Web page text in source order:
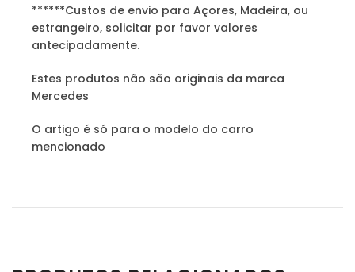
******Custos de envio para Açores, Madeira, ou
estrangeiro, solicitar por favor valores
antecipadamente.
Estes produtos não são originais da marca
Mercedes
O artigo é só para o modelo do carro
mencionado